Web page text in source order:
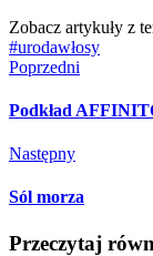
Zobacz artykuły z
#urodawłosy
Poprzedni
Podkład
Następny
Sól morza
Przeczytaj